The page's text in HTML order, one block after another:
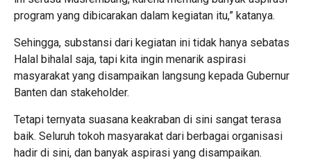
program yang dibicarakan dalam kegiatan itu,” katanya.
Sehingga, substansi dari kegiatan ini tidak hanya sebatas
Halal bihalal saja, tapi kita ingin menarik aspirasi
masyarakat yang disampaikan langsung kepada Gubernur
Banten dan stakeholder.
Tetapi ternyata suasana keakraban di sini sangat terasa
baik. Seluruh tokoh masyarakat dari berbagai organisasi
hadir di sini, dan banyak aspirasi yang disampaikan.